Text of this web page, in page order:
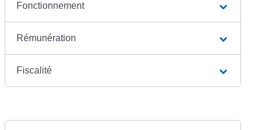
Fonctionnement
Rémunération
Fiscalité